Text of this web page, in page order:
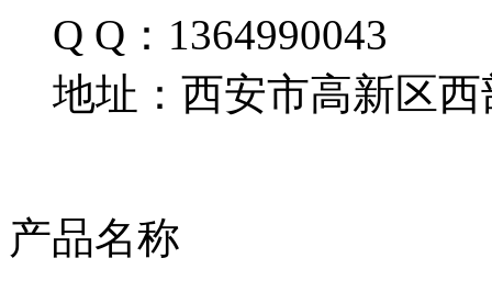
Q Q：1364990043
地址：西安市高新区西
产品名称